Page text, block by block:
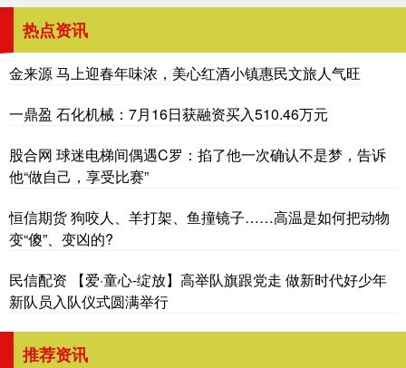
热点资讯
金来源 马上迎春年味浓，美心红酒小镇惠民文旅人气旺
一鼎盈 石化机械：7月16日获融资买入510.46万元
股合网 球迷电梯间偶遇C罗：掐了他一次确认不是梦，告诉
他“做自己，享受比赛”
恒信期货 狗咬人、羊打架、鱼撞镜子……高温是如何把动物
变“傻”、变凶的?
民信配资 【爱·童心-绽放】高举队旗跟党走 做新时代好少年
新队员入队仪式圆满举行
推荐资讯